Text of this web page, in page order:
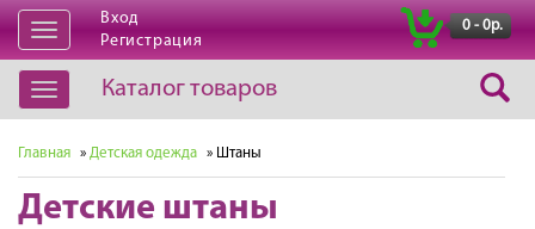
Открыть
навигацию
Вход
Регистрация
0 - 0р.
Открыть
навигацию
Каталог товаров
Главная » Детская одежда » Штаны
Детские штаны